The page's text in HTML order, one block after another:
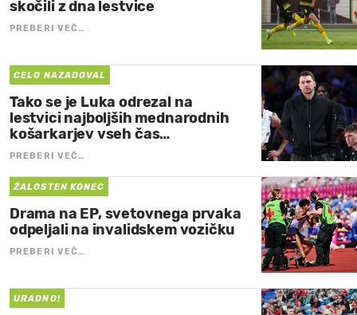
skočili z dna lestvice
PREBERI VEČ…
CELO NAZADOVAL
Tako se je Luka odrezal na
lestvici najboljših mednarodnih
košarkarjev vseh čas…
PREBERI VEČ…
ŽALOSTEN KONEC
Drama na EP, svetovnega prvaka
odpeljali na invalidskem vozičku
PREBERI VEČ…
URADNO!